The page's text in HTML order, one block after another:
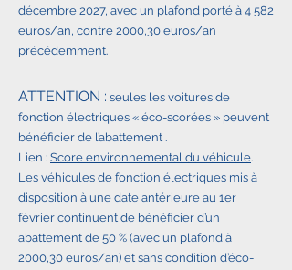
décembre 2027, avec un plafond porté à 4 582
euros/an, contre 2000,30 euros/an
précédemment.
ATTENTION : seules les voitures de
fonction électriques « éco-scorées » peuvent
bénéficier de l’abattement .
Lien : Score environnemental du véhicule.
Les véhicules de fonction électriques mis à
disposition à une date antérieure au 1er
février continuent de bénéficier d’un
abattement de 50 % (avec un plafond à
2000,30 euros/an) et sans condition d’éco-